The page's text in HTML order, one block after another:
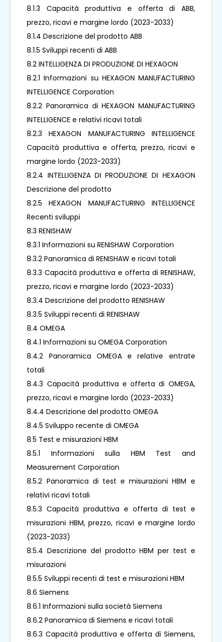
8.1.3 Capacità produttiva e offerta di ABB,
prezzo, ricavi e margine lordo (2023-2033)
8.1.4 Descrizione del prodotto ABB
8.1.5 Sviluppi recenti di ABB
8.2 INTELLIGENZA DI PRODUZIONE DI HEXAGON
8.2.1 Informazioni su HEXAGON MANUFACTURING
INTELLIGENCE Corporation
8.2.2 Panoramica di HEXAGON MANUFACTURING
INTELLIGENCE e relativi ricavi totali
8.2.3 HEXAGON MANUFACTURING INTELLIGENCE
Capacità produttiva e offerta, prezzo, ricavi e
margine lordo (2023-2033)
8.2.4 INTELLIGENZA DI PRODUZIONE DI HEXAGON
Descrizione del prodotto
8.2.5 HEXAGON MANUFACTURING INTELLIGENCE
Recenti sviluppi
8.3 RENISHAW
8.3.1 Informazioni su RENISHAW Corporation
8.3.2 Panoramica di RENISHAW e ricavi totali
8.3.3 Capacità produttiva e offerta di RENISHAW,
prezzo, ricavi e margine lordo (2023-2033)
8.3.4 Descrizione del prodotto RENISHAW
8.3.5 Sviluppi recenti di RENISHAW
8.4 OMEGA
8.4.1 Informazioni su OMEGA Corporation
8.4.2 Panoramica OMEGA e relative entrate
totali
8.4.3 Capacità produttiva e offerta di OMEGA,
prezzo, ricavi e margine lordo (2023-2033)
8.4.4 Descrizione del prodotto OMEGA
8.4.5 Sviluppo recente di OMEGA
8.5 Test e misurazioni HBM
8.5.1 Informazioni sulla HBM Test and
Measurement Corporation
8.5.2 Panoramica di test e misurazioni HBM e
relativi ricavi totali
8.5.3 Capacità produttiva e offerta di test e
misurazioni HBM, prezzo, ricavi e margine lordo
(2023-2033)
8.5.4 Descrizione del prodotto HBM per test e
misurazioni
8.5.5 Sviluppi recenti di test e misurazioni HBM
8.6 Siemens
8.6.1 Informazioni sulla società Siemens
8.6.2 Panoramica di Siemens e ricavi totali
8.6.3 Capacità produttiva e offerta di Siemens,